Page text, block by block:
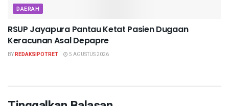
DAERAH
RSUP Jayapura Pantau Ketat Pasien Dugaan
Keracunan Asal Depapre
BYREDAKSIPOTRET 5 AGUSTUS 2026